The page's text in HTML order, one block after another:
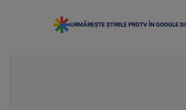
URMĂREȘTE ȘTIRILE PROTV ÎN GOOGLE